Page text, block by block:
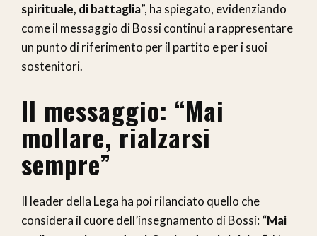
spirituale, di battaglia”, ha spiegato, evidenziando
come il messaggio di Bossi continui a rappresentare
un punto di riferimento per il partito e per i suoi
sostenitori.
Il messaggio: “Mai
mollare, rialzarsi
sempre”
Il leader della Lega ha poi rilanciato quello che
considera il cuore dell’insegnamento di Bossi: “Mai